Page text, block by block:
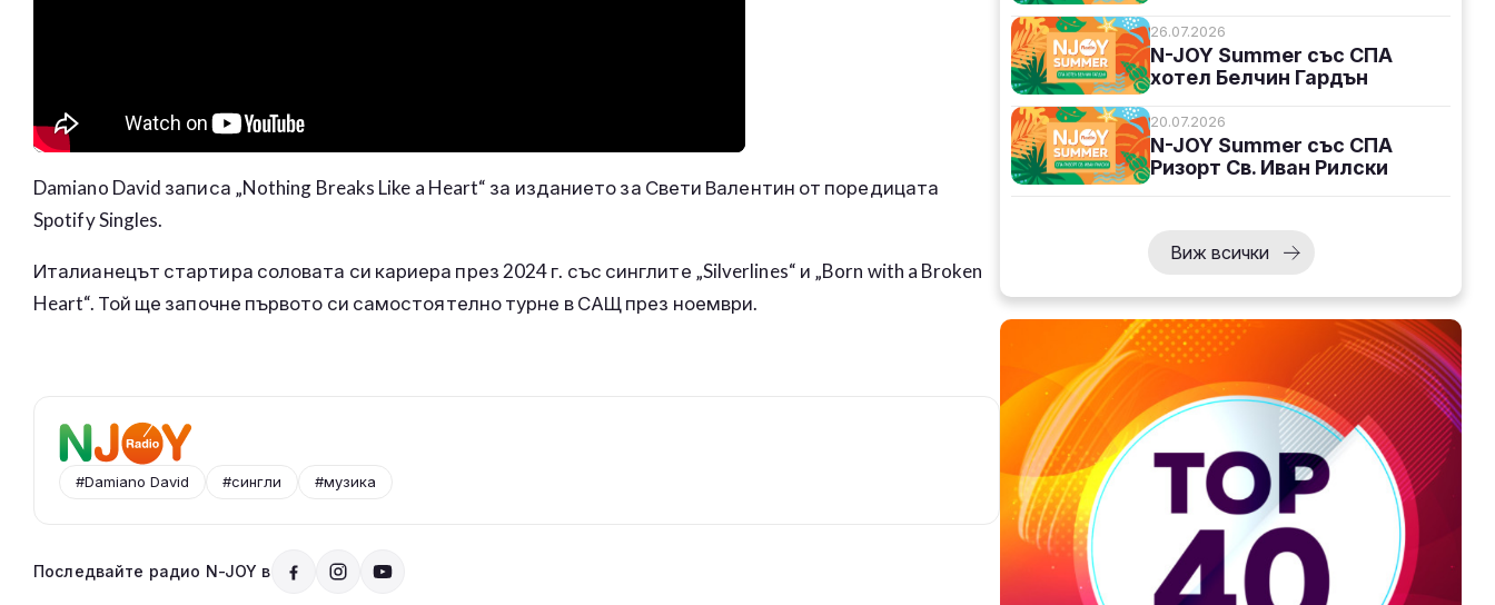
Damiano David записа „Nothing Breaks Like a Heart“ за изданието за Свети Валентин от поредицата
Spotify Singles.
Италианецът стартира соловата си кариера през 2024 г. със синглите „Silverlines“ и „Born with a Broken
Heart“. Той ще започне първото си самостоятелно турне в САЩ през ноември.
#Damiano David #сингли #музика
Последвайте радио N-JOY в
26.07.2026
N-JOY Summer със СПА
хотел Белчин Гардън
20.07.2026
N-JOY Summer със СПА
Ризорт Св. Иван Рилски
Виж всички